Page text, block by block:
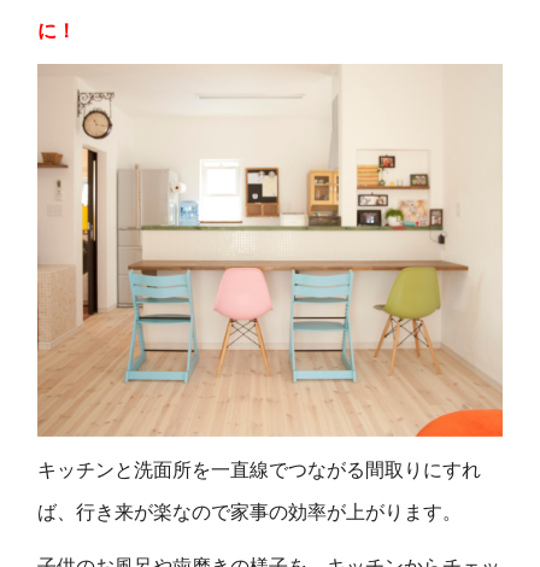
に！
キッチンと洗面所を一直線でつながる間取りにすれ
ば、行き来が楽なので家事の効率が上がります。